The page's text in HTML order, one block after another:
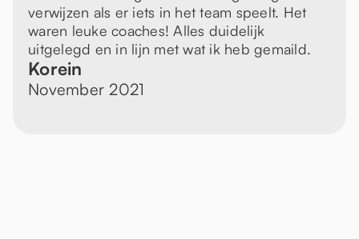
verwijzen als er iets in het team speelt. Het
waren leuke coaches! Alles duidelijk
uitgelegd en in lijn met wat ik heb gemaild.
Korein
November 2021